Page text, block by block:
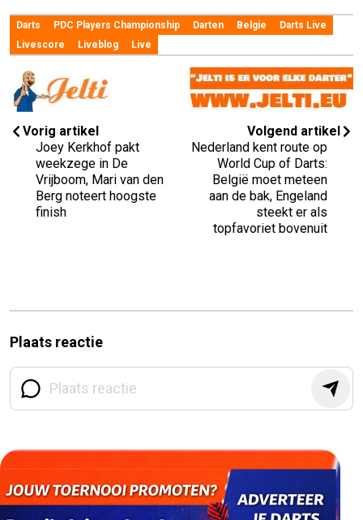
Darts PDC Players Championship Darten Belgie
Darts Live
Livescore
Liveblog Live
Vorig artikel
Joey Kerkhof pakt
weekzege in De
Vrijboom, Mari van den
Berg noteert hoogste
finish
Volgend artikel
Nederland kent route op
World Cup of Darts:
België moet meteen
aan de bak, Engeland
steekt er als
topfavoriet bovenuit
Plaats reactie